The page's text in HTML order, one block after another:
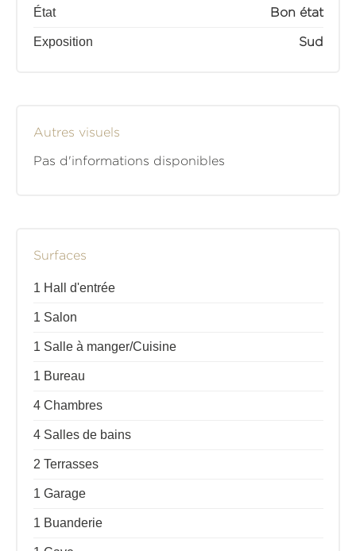
État Bon état
Exposition Sud
Autres visuels
Pas d'informations disponibles
Surfaces
1 Hall d'entrée
1 Salon
1 Salle à manger/Cuisine
1 Bureau
4 Chambres
4 Salles de bains
2 Terrasses
1 Garage
1 Buanderie